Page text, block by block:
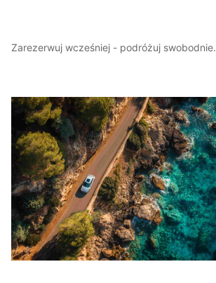
Zarezerwuj wcześniej - podróżuj swobodnie.